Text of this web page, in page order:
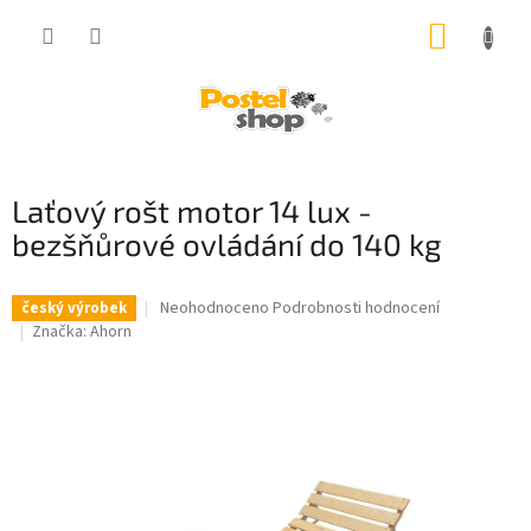
Laťový rošt motor 14 lux -
bezšňůrové ovládání do 140 kg
český výrobek
Průměrné
Neohodnoceno Podrobnosti hodnocení
Značka: Ahorn